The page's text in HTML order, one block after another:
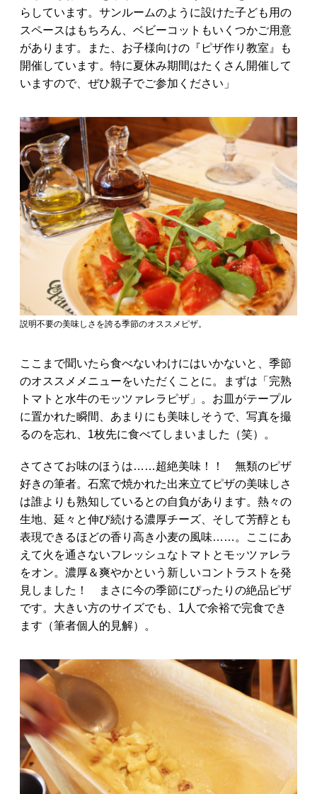
らしています。サンルームのように設けた子ども用の
スペースはもちろん、ベビーコットもいくつかご用意
があります。また、お子様向けの『ピザ作り教室』も
開催しています。特に夏休み期間はたくさん開催して
いますので、ぜひ親子でご参加ください」
説明不要の美味しさを誇る季節のオススメピザ。
ここまで聞いたら食べないわけにはいかないと、季節
のオススメメニューをいただくことに。まずは「完熟
トマトと水牛のモッツァレラピザ」。お皿がテープル
に置かれた瞬間、あまりにも美味しそうで、写真を撮
るのを忘れ、1枚先に食べてしまいました（笑）。
さてさてお味のほうは……超絶美味！！ 無類のピザ
好きの筆者。石窯で焼かれた出来立てピザの美味しさ
は誰よりも熟知しているとの自負があります。熱々の
生地、延々と伸び続ける濃厚チーズ、そして芳醇とも
表現できるほどの香り高き小麦の風味……。ここにあ
えて火を通さないフレッシュなトマトとモッツァレラ
をオン。濃厚＆爽やかという新しいコントラストを発
見しました！ まさに今の季節にぴったりの絶品ピザ
です。大きい方のサイズでも、1人で余裕で完食でき
ます（筆者個人的見解）。